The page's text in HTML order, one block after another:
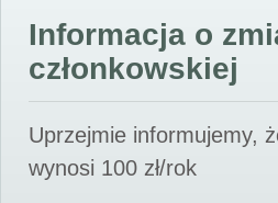
Informacja o
członkowskiej
Uprzejmie informujemy,
wynosi 100 zł/rok